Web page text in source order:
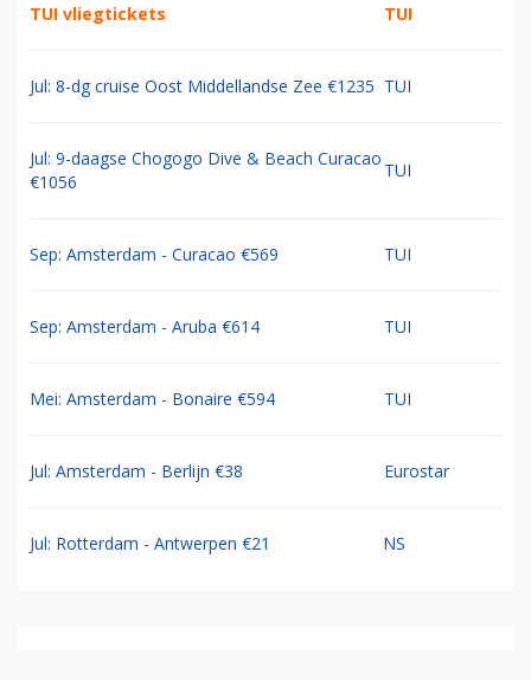
TUI vliegtickets TUI
Jul: 8-dg cruise Oost Middellandse Zee €1235 TUI
Jul: 9-daagse Chogogo Dive & Beach Curacao
€1056
TUI
Sep: Amsterdam - Curacao €569 TUI
Sep: Amsterdam - Aruba €614 TUI
Mei: Amsterdam - Bonaire €594 TUI
Jul: Amsterdam - Berlijn €38 Eurostar
Jul: Rotterdam - Antwerpen €21 NS